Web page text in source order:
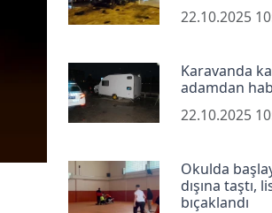
22.10.2025
Karavanda
adamdan
22.10.2025
Okulda
dışına taştı,
bıçaklandı